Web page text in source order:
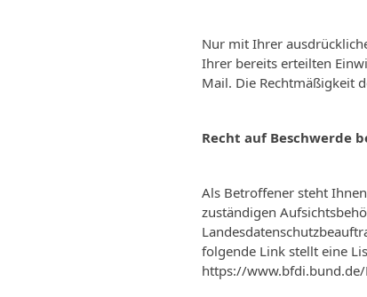
Nur mit Ihrer
Ihrer bereits erteilten
Mail. Die Rechtmäßigkeit
Recht auf Beschwerde
Als Betroffener steht
zuständigen
folgende Link stellt eine
https://